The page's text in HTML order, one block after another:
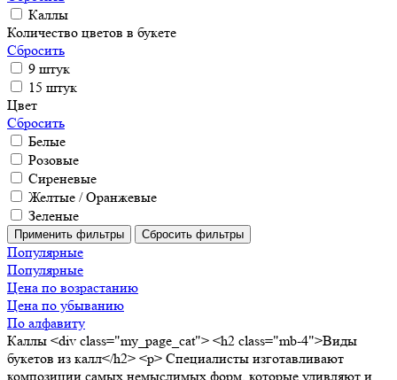
Каллы
Количество цветов в букете
Сбросить
9 штук
15 штук
Цвет
Сбросить
Белые
Розовые
Сиреневые
Желтые / Оранжевые
Зеленые
Популярные
Популярные
Цена по возрастанию
Цена по убыванию
По алфавиту
Каллы <div class="my_page_cat"> <h2 class="mb-4">Виды
букетов из калл</h2> <p> Специалисты изготавливают
композиции самых немыслимых форм, которые удивляют и